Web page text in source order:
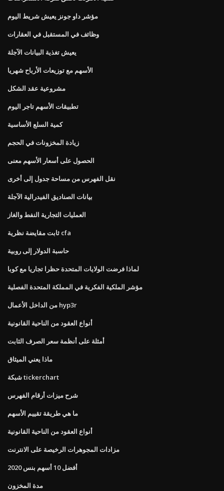
مؤشر داو جونز يعيش شريط اليوم
وظائف في المستقبل في العقارات
يعيش تغذية البيانات الآجلة
الأسهم مع توزيعات الأرباح شهريا
مشروعية عقد الشكل
تطبيقات الأسهم تاجر اليوم
كمية السلع الأساسية
زيادة المخزونات في الحجم
الحصول على أسعار الأسهم معنى
نقل الفهرس من مساحة جدول إلى أخرى
بيانات الصناديق الفيدرالية الآجلة
العمليات التجارية النفط والغاز
ثابت مقايضة نظرية cfa
حاسبة الدولار إلى روبية
لماذا فرضت الولايات المتحدة حظرا تجاريا مع كوبا
مؤشر الملكية الفكرية في المملكة المتحدة الفصلية
من الداخل الأعمال hyp3r
أنواع العقود من الناحية القانونية
أمثلة على أنظمة سعر الصرف الثابت
ماذا يعني الميثاق
شبكة tickerchart
شرح ميزات أرقام الفهرس
ما هي طريقة تقييم الأسهم
أنواع العقود من الناحية القانونية
مزادات المجوهرات الرخيصة على الانترنت
أفضل 10 أسهم بنس 2020
مدة المخزون